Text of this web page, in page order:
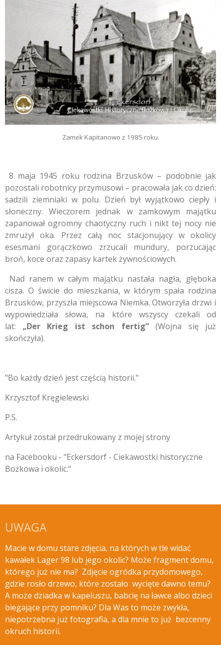
Zamek Kapitanowo z 1985 roku.
8 maja 1945 roku rodzina Brzusków – podobnie jak
pozostali robotnicy przymusowi – pracowała jak co dzień:
sadzili ziemniaki w polu. Dzień był wyjątkowo ciepły i
słoneczny. Wieczorem jednak w zamkowym majątku
zapanował ogromny chaotyczny ruch i nikt tej nocy nie
zmrużył oka. Przez całą noc stacjonujący w okolicy
esesmani gorączkowo zrzucali mundury, porzucając
broń, koce oraz zapasy kartek żywnościowych.
Nad ranem w całym majątku nastała nagła, głęboka
cisza. O świcie do mieszkania, w którym spała rodzina
Brzusków, przyszła miejscowa Niemka. Otworzyła drzwi i
wypowiedziała słowa, na które wszyscy czekali od
lat: „Der Krieg ist schon fertig”(Wojna się już
skończyła).
"Bo każdy dzień jest częścią historii."
Krzysztof Kręgielewski
P.S.
Artykuł został przedrukowany z mojej strony
na Facebooku - "Eckersdorf - Ciekawostki historyczne
Bożkowa i okolic."
UWAGA
Macie w domu stare zdjęcia, na których w tle widać
kawałek Lager 98 lub jego okolic? Może fragment domu,
którego już nie ma? Zdjęcie ogródka przydomowego,
gdzie rosło drzewo, które zostało wycięte dawno temu?
A może dziadka w kapeluszu, babcię na ławce albo dzieci
biegające przy pomniku? Dla Was to może zwykła,
niepotrzebna już fotografia, a dla mnie to już bezcenny
okruch historii.